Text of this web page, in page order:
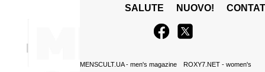
SALUTE
NUOVO!
MENSCULT.UA- men's magazine
ROXY7.NET- women's